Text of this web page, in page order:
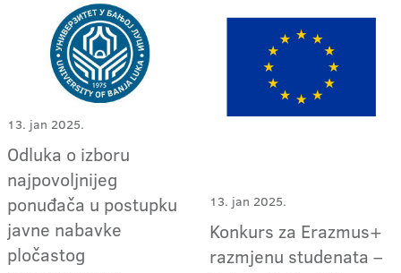
13. jan 2025.
Odluka o izboru
najpovoljnijeg
ponuđača u postupku
javne nabavke
pločastog
13. jan 2025.
Konkurs za Erazmus+
razmjenu studenata –